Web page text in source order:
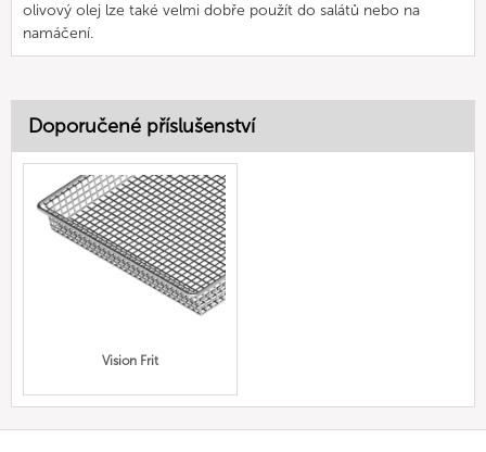
olivový olej lze také velmi dobře použít do salátů nebo na
namáčení.
Doporučené příslušenství
Vision Frit